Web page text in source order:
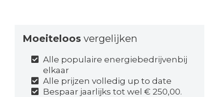
Moeiteloos vergelijken
Alle populaire energiebedrijvenbij
elkaar
Alle prijzen volledig up to date
Bespaar jaarlijks tot wel € 250,00.